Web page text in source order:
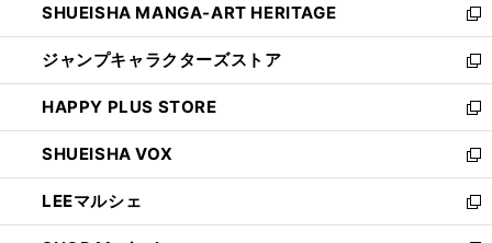
く
で
開
く
い
ウ
ィ
ン
ド
ウ
で
開
く
SHUEISHA MANGA-ART HERITAGE
新
し
い
ウ
ィ
ン
ド
ウ
で
開
ジャンプキャラクターズストア
新
し
い
ウ
ィ
ン
ド
ウ
HAPPY PLUS STORE
新
し
い
ウ
ィ
ン
SHUEISHA VOX
新
し
い
ウ
LEEマルシェ
新
し